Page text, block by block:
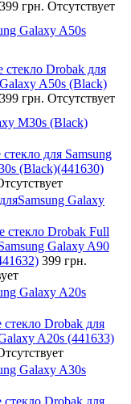
399 грн. Отсутствует
Galaxy A50s
стекло Drobak для
A50s (Black)
399 грн. Отсутствует
M30s (Black)
для Samsung
(Black)(441630)
Galaxy
стекло Drobak Full
Galaxy A90
399 грн.
Galaxy A20s
Drobak для
A20s (441633)
Galaxy A30s
Drobak для